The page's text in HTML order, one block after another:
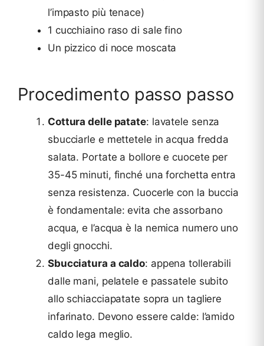
l’impasto più tenace)
1 cucchiaino raso di sale fino
Un pizzico di noce moscata
Procedimento passo passo
Cottura delle patate: lavatele senza
sbucciarle e mettetele in acqua fredda
salata. Portate a bollore e cuocete per
35-45 minuti, finché una forchetta entra
senza resistenza. Cuocerle con la buccia
è fondamentale: evita che assorbano
acqua, e l’acqua è la nemica numero uno
degli gnocchi.
Sbucciatura a caldo: appena tollerabili
dalle mani, pelatele e passatele subito
allo schiacciapatate sopra un tagliere
infarinato. Devono essere calde: l’amido
caldo lega meglio.